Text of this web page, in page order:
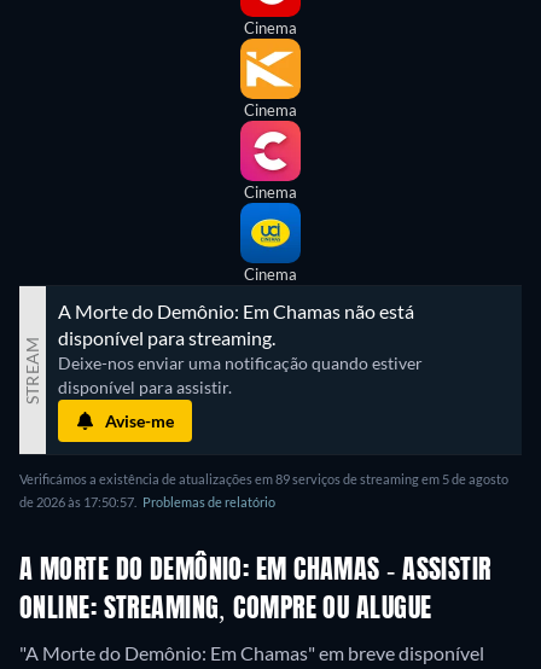
Cinema
Cinema
Cinema
Cinema
STREAM
A Morte do Demônio: Em Chamas não está
disponível para streaming.
Deixe-nos enviar uma notificação quando estiver
disponível para assistir.
Avise-me
Verificámos a existência de atualizações em 89 serviços de streaming em 5 de agosto
de 2026 às 17:50:57.
Problemas de relatório
A MORTE DO DEMÔNIO: EM CHAMAS - ASSISTIR
ONLINE: STREAMING, COMPRE OU ALUGUE
"A Morte do Demônio: Em Chamas" em breve disponível